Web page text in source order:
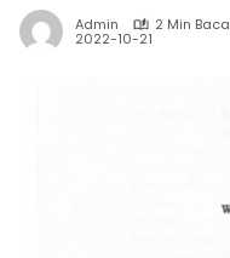
Admin 2 Min Baca
2022-10-21